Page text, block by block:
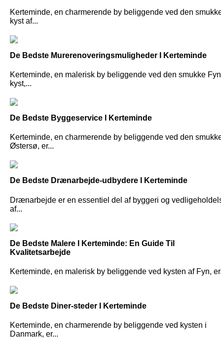
Kerteminde, en charmerende by beliggende ved den
kyst af...
De Bedste Murerenoveringsmuligheder I Kerteminde
Kerteminde, en malerisk by beliggende ved den smukke
kyst,...
De Bedste Byggeservice I Kerteminde
Kerteminde, en charmerende by beliggende ved den
Østersø, er...
De Bedste Drænarbejde-udbydere I Kerteminde
Drænarbejde er en essentiel del af byggeri og
af...
De Bedste Malere I Kerteminde: En Guide Til
Kvalitetsarbejde
Kerteminde, en malerisk by beliggende ved kysten af Fyn,
De Bedste Diner-steder I Kerteminde
Kerteminde, en charmerende by beliggende ved kysten i
Danmark, er...